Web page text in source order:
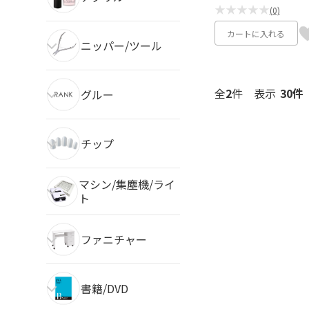
ニッパー/ツール
グルー
チップ
マシン/集塵機/ライ
ト
ファニチャー
書籍/DVD
★★★★★(0)
カートに入れる
全2件表示